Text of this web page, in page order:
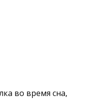
во время сна,